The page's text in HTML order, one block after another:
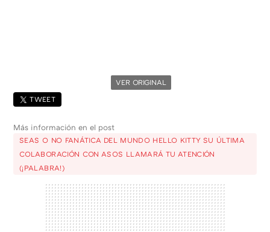
VER ORIGINAL
TWEET
Más información en el post
SEAS O NO FANÁTICA DEL MUNDO HELLO KITTY SU ÚLTIMA
COLABORACIÓN CON ASOS LLAMARÁ TU ATENCIÓN
(¡PALABRA!)